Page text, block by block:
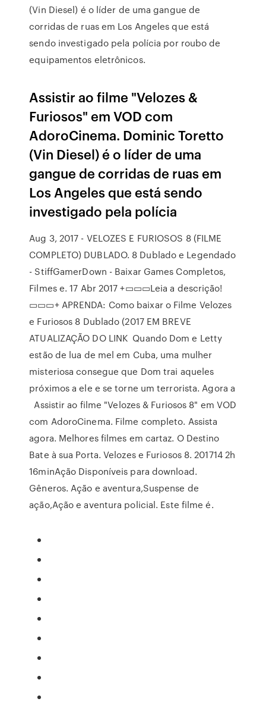
(Vin Diesel) é o líder de uma gangue de
corridas de ruas em Los Angeles que está
sendo investigado pela polícia por roubo de
equipamentos eletrônicos.
Assistir ao filme "Velozes &
Furiosos" em VOD com
AdoroCinema. Dominic Toretto
(Vin Diesel) é o líder de uma
gangue de corridas de ruas em
Los Angeles que está sendo
investigado pela polícia
Aug 3, 2017 - VELOZES E FURIOSOS 8 (FILME
COMPLETO) DUBLADO. 8 Dublado e Legendado
- StiffGamerDown - Baixar Games Completos,
Filmes e. 17 Abr 2017 +▭▭▭Leia a descrição!
▭▭▭+ APRENDA: Como baixar o Filme Velozes
e Furiosos 8 Dublado (2017 EM BREVE
ATUALIZAÇÃO DO LINK Quando Dom e Letty
estão de lua de mel em Cuba, uma mulher
misteriosa consegue que Dom trai aqueles
próximos a ele e se torne um terrorista. Agora a
Assistir ao filme "Velozes & Furiosos 8" em VOD
com AdoroCinema. Filme completo. Assista
agora. Melhores filmes em cartaz. O Destino
Bate à sua Porta. Velozes e Furiosos 8. 201714 2h
16minAção Disponíveis para download.
Gêneros. Ação e aventura,Suspense de
ação,Ação e aventura policial. Este filme é.